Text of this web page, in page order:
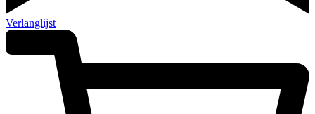
Verlanglijst